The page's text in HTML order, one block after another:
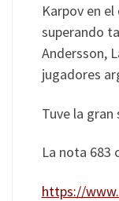
Karpov en
superando
Andersson,
jugadores
Tuve la
La nota 683
https://